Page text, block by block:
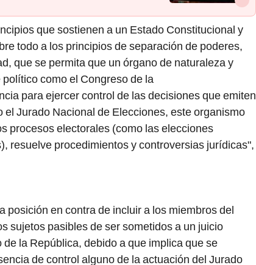
que sostienen a un Estado Constitucional y
todo a los principios de separación de poderes,
que se permita que un órgano de naturaleza y
como el Congreso de la
para ejercer control de las decisiones que emiten
Jurado Nacional de Elecciones, este organismo
procesos electorales (como las elecciones
resuelve procedimientos y controversias jurídicas",
posición en contra de incluir a los miembros del
sujetos pasibles de ser sometidos a un juicio
la República, debido a que implica que se
de control alguno de la actuación del Jurado